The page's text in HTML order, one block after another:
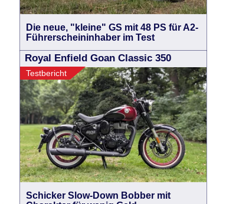
Die neue, "kleine" GS mit 48 PS für A2-
Führerscheininhaber im Test
Royal Enfield Goan Classic 350
Testbericht
Schicker Slow-Down Bobber mit